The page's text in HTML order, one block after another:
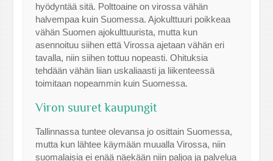
hyödyntää sitä. Polttoaine on virossa vähän
halvempaa kuin Suomessa. Ajokulttuuri poikkeaa
vähän Suomen ajokulttuurista, mutta kun
asennoituu siihen että Virossa ajetaan vähän eri
tavalla, niin siihen tottuu nopeasti. Ohituksia
tehdään vähän liian uskaliaasti ja liikenteessä
toimitaan nopeammin kuin Suomessa.
Viron suuret kaupungit
Tallinnassa tuntee olevansa jo osittain Suomessa,
mutta kun lähtee käymään muualla Virossa, niin
suomalaisia ei enää näekään niin paljoa ja palvelua